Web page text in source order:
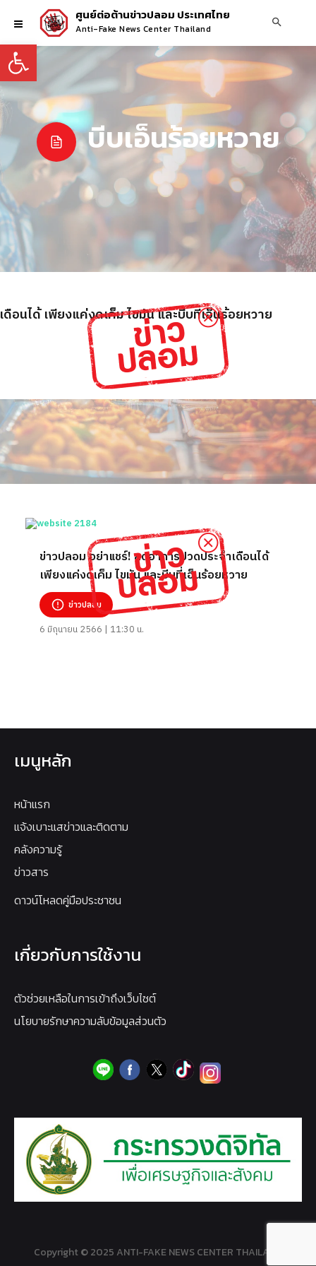
Open toolbar
ศูนย์ต่อต้านข่าวปลอม ประเทศไทย
Anti-Fake News Center Thailand
บีบเอ็นร้อยหวาย
อนได้ เพียงแค่งดเค็ม ไขมัน และบีบที่เอ็นร้อยหวาย
ข่าวปลอม อย่าแชร์! ลดอาการปวดประจำเดือนได้
เพียงแค่งดเค็ม ไขมัน และบีบที่เอ็นร้อยหวาย
ข่าวปลอม
6 มิถุนายน 2566 | 11:30 น.
เมนูหลัก
หน้าแรก
แจ้งเบาะแสข่าวและติดตาม
คลังความรู้
ข่าวสาร
ดาวน์โหลดคู่มือประชาชน
เกี่ยวกับการใช้งาน
ตัวช่วยเหลือในการเข้าถึงเว็บไซต์
นโยบายรักษาความลับข้อมูลส่วนตัว
Copyright © 2025 ANTI-FAKE NEWS CENTER THAILAND